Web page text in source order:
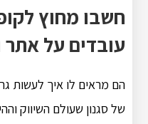
חשבו מחוץ
עובדים על אתר
הם מראים לו איך לעשות
של סגנון שעולם השיווק